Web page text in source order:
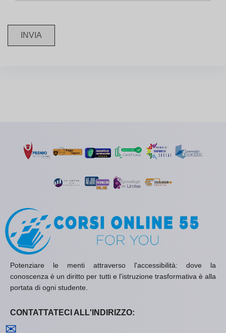
INVIA
Potenziare le menti attraverso l'accessibilità: dove la
conoscenza è un diritto per tutti e l'istruzione trasformativa è alla
portata di ogni studente.
CONTATTATECI ALL'INDIRIZZO:
✉